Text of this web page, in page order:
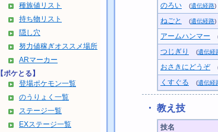
種族値リスト
持ち物リスト
隠し穴
努力値稼ぎオススメ場所
ARマーカー
【ポケとる】
登場ポケモン一覧
のうりょく一覧
ステージ一覧
EXステージ一覧
のろい
(遺伝経路)
ねごと
(遺伝経路)
アームハンマー
つじぎり
(遺伝経
おさきにどうぞ
くすぐる
(遺伝経
・ 教え技
技名